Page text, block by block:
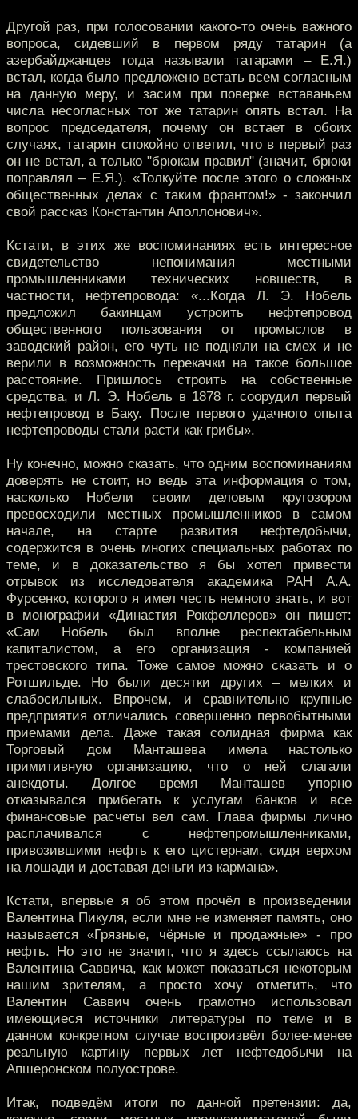
Другой раз, при голосовании какого-то очень важного
вопроса, сидевший в первом ряду татарин (а
азербайджанцев тогда называли татарами – Е.Я.)
встал, когда было предложено встать всем согласным
на данную меру, и засим при поверке вставаньем
числа несогласных тот же татарин опять встал. На
вопрос председателя, почему он встает в обоих
случаях, татарин спокойно ответил, что в первый раз
он не встал, а только "брюкам правил" (значит, брюки
поправлял – Е.Я.). «Толкуйте после этого о сложных
общественных делах с таким франтом!» - закончил
свой рассказ Константин Аполлонович».
Кстати, в этих же воспоминаниях есть интересное
свидетельство непонимания местными
промышленниками технических новшеств, в
частности, нефтепровода: «...Когда Л. Э. Нобель
предложил бакинцам устроить нефтепровод
общественного пользования от промыслов в
заводский район, его чуть не подняли на смех и не
верили в возможность перекачки на такое большое
расстояние. Пришлось строить на собственные
средства, и Л. Э. Нобель в 1878 г. соорудил первый
нефтепровод в Баку. После первого удачного опыта
нефтепроводы стали расти как грибы».
Ну конечно, можно сказать, что одним воспоминаниям
доверять не стоит, но ведь эта информация о том,
насколько Нобели своим деловым кругозором
превосходили местных промышленников в самом
начале, на старте развития нефтедобычи,
содержится в очень многих специальных работах по
теме, и в доказательство я бы хотел привести
отрывок из исследователя академика РАН А.А.
Фурсенко, которого я имел честь немного знать, и вот
в монографии «Династия Рокфеллеров» он пишет:
«Сам Нобель был вполне респектабельным
капиталистом, а его организация - компанией
трестовского типа. Тоже самое можно сказать и о
Ротшильде. Но были десятки других – мелких и
слабосильных. Впрочем, и сравнительно крупные
предприятия отличались совершенно первобытными
приемами дела. Даже такая солидная фирма как
Торговый дом Манташева имела настолько
примитивную организацию, что о ней слагали
анекдоты. Долгое время Манташев упорно
отказывался прибегать к услугам банков и все
финансовые расчеты вел сам. Глава фирмы лично
расплачивался с нефтепромышленниками,
привозившими нефть к его цистернам, сидя верхом
на лошади и доставая деньги из кармана».
Кстати, впервые я об этом прочёл в произведении
Валентина Пикуля, если мне не изменяет память, оно
называется «Грязные, чёрные и продажные» - про
нефть. Но это не значит, что я здесь ссылаюсь на
Валентина Саввича, как может показаться некоторым
нашим зрителям, а просто хочу отметить, что
Валентин Саввич очень грамотно использовал
имеющиеся источники литературы по теме и в
данном конкретном случае воспроизвёл более-менее
реальную картину первых лет нефтедобычи на
Апшеронском полуострове.
Итак, подведём итоги по данной претензии: да,